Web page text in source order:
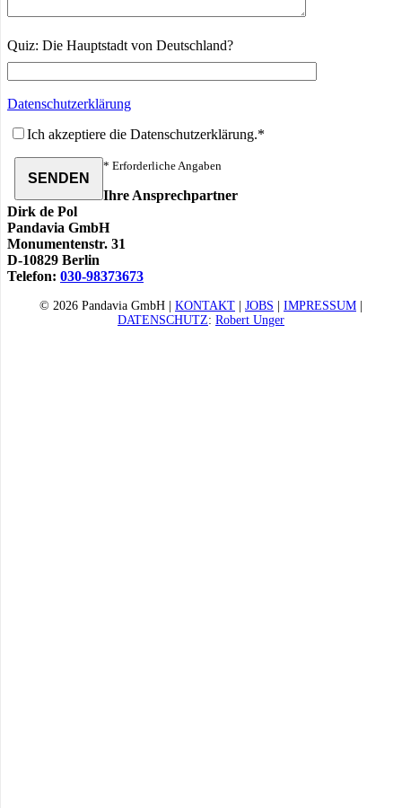
Quiz: Die Hauptstadt von Deutschland?
Datenschutzerklärung
Ich akzeptiere die Datenschutzerklärung.*
* Erforderliche Angaben
Ihre Ansprechpartner
Dirk de Pol
Pandavia GmbH
Monumentenstr. 31
D-10829 Berlin
Telefon: 030-98373673
© 2026 Pandavia GmbH | KONTAKT JOBS IMPRESSUM
DATENSCHUTZ: Robert Unger